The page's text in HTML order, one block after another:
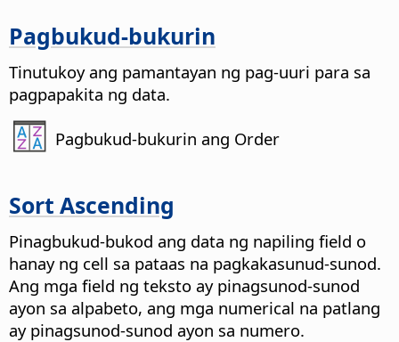
Pagbukud-bukurin
Tinutukoy ang pamantayan ng pag-uuri para sa
pagpapakita ng data.
Pagbukud-bukurin ang Order
Sort Ascending
Pinagbukud-bukod ang data ng napiling field o
hanay ng cell sa pataas na pagkakasunud-sunod.
Ang mga field ng teksto ay pinagsunod-sunod
ayon sa alpabeto, ang mga numerical na patlang
ay pinagsunod-sunod ayon sa numero.